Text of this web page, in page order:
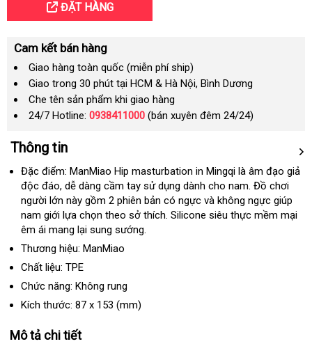
ĐẶT HÀNG
Cam kết bán hàng
Giao hàng toàn quốc (miễn phí ship)
Giao trong 30 phút tại HCM & Hà Nội, Bình Dương
Che tên sản phẩm khi giao hàng
24/7 Hotline: 0938411000 (bán xuyên đêm 24/24)
Thông tin
Đặc điểm: ManMiao Hip masturbation in Mingqi là âm đạo giả
độc đáophản
hồi
, dễ dàng cầm tay sử dụng dành cho namđăng
ký
. Đồ chơi
người lớn này gồm 2 phiên bản có ngực tại
nhà
và không ngực giúp
nam giới lựa chọn theo sở thíchmới
. Silicone siêu thực mềm mại
êm ái mang lại sung sướng.
Thương hiệu: ManMiao
Chất liệu: TPE
Chức năng: Không rung
Kích thước: 87 x 153 (mm)
Mô tả chi tiết